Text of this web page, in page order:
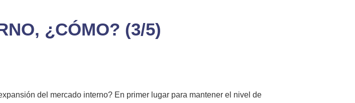
¿CÓMO? (3/5)
del mercado interno? En primer lugar para mantener el nivel de